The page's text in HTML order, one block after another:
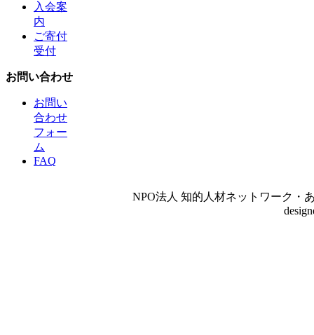
入会案
内
ご寄付
受付
お問い合わせ
お問い
合わせ
フォー
ム
FAQ
NPO法人 知的人材ネットワーク・